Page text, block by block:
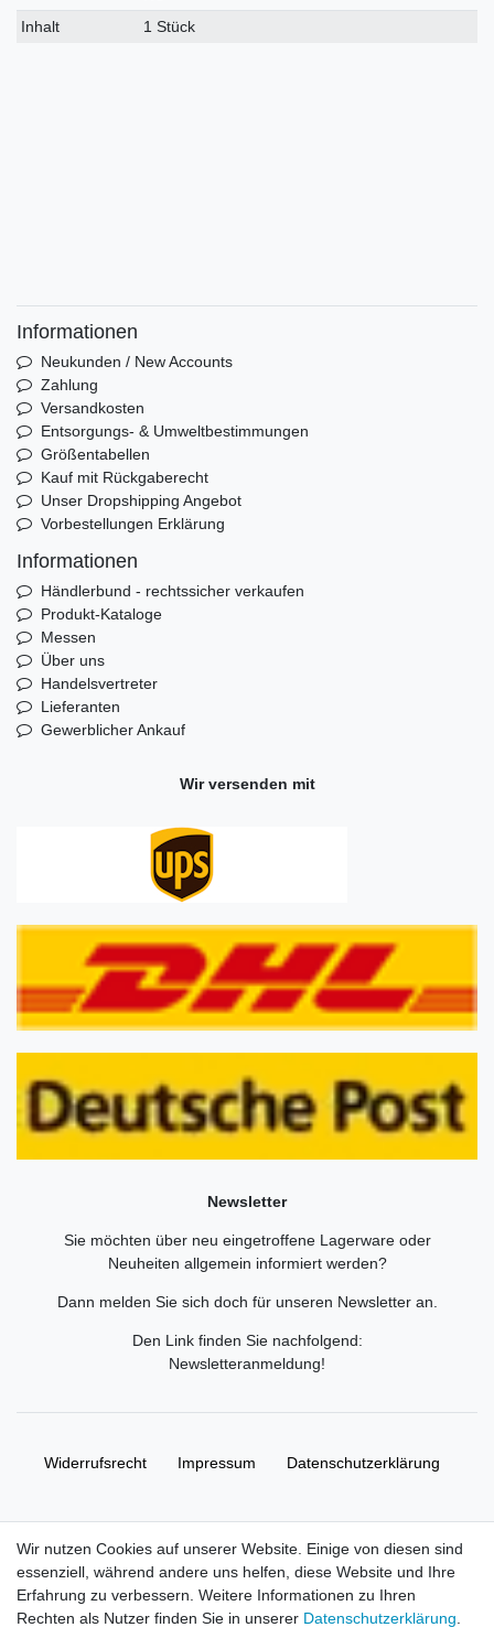
Inhalt
1 Stück
Informationen
Neukunden / New Accounts
Zahlung
Versandkosten
Entsorgungs- & Umweltbestimmungen
Größentabellen
Kauf mit Rückgaberecht
Unser Dropshipping Angebot
Vorbestellungen Erklärung
Informationen
Händlerbund - rechtssicher verkaufen
Produkt-Kataloge
Messen
Über uns
Handelsvertreter
Lieferanten
Gewerblicher Ankauf
Wir versenden mit
Newsletter
Sie möchten über neu eingetroffene Lagerware oder
Neuheiten allgemein informiert werden?
Dann melden Sie sich doch für unseren Newsletter an.
Den Link finden Sie nachfolgend:
Newsletteranmeldung!
Widerrufs­recht Impressum Daten­schutz­erklärung
© Copyright 2026 | Alle Rechte vorbehalten. HL-
Handelsgesellschaft mbH.
Wir nutzen Cookies auf unserer Website. Einige von diesen sind
essenziell, während andere uns helfen, diese Website und Ihre
Erfahrung zu verbessern. Weitere Informationen zu Ihren
Rechten als Nutzer finden Sie in unserer Daten­schutz­erklärung